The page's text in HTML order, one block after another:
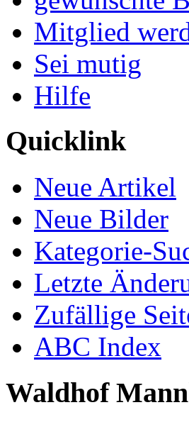
Mitglied
Sei mutig
Hilfe
Quicklink
Neue Artikel
Neue Bilder
Kategorie-
Letzte
Zufällige
ABC Index
Waldhof